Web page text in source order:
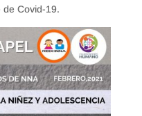
de Covid-19.